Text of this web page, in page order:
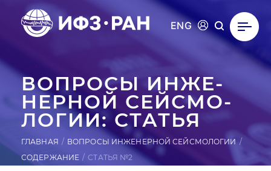
ENG
ВОПРОСЫ ИН­ЖЕ­
НЕР­НОЙ СЕЙ­СМО­
ЛОГИИ: СТАТЬЯ
ГЛАВНАЯ
ВОПРОСЫ ИНЖЕНЕРНОЙ СЕЙСМОЛОГИИ
СОДЕРЖАНИЕ
СТАТЬЯ №2